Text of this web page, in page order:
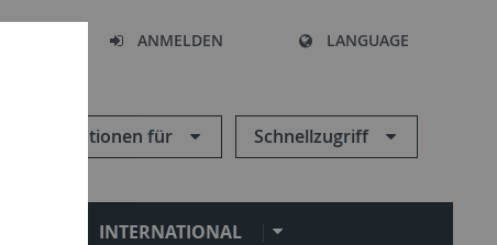
ANMELDEN LANGUAGE
Informationen für Schnellzugriff
INTERNATIONAL